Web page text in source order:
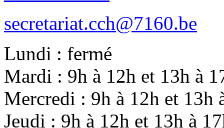
secretariat.cch@7160.be
Lundi : fermé
Mardi : 9h à 12h et 13h à
Mercredi : 9h à 12h et 13h
Jeudi : 9h à 12h et 13h à